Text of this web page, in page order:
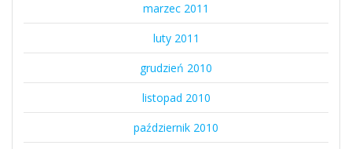
marzec 2011
luty 2011
grudzień 2010
listopad 2010
październik 2010